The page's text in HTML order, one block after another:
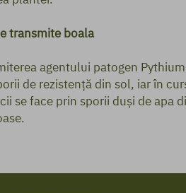
transmite boala
agentului patogen
de rezistență din sol, iar în
se face prin sporii duși de apa